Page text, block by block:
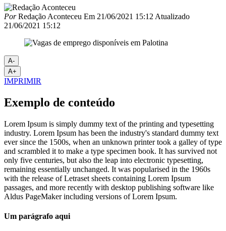
PorRedação Aconteceu Em 21/06/2021 15:12 Atualizado
21/06/2021 15:12
A-
A+
IMPRIMIR
Exemplo de conteúdo
Lorem Ipsum is simply dummy text of the printing and typesetting
industry. Lorem Ipsum has been the industry's standard dummy text
ever since the 1500s, when an unknown printer took a galley of type
and scrambled it to make a type specimen book. It has survived not
only five centuries, but also the leap into electronic typesetting,
remaining essentially unchanged. It was popularised in the 1960s
with the release of Letraset sheets containing Lorem Ipsum
passages, and more recently with desktop publishing software like
Aldus PageMaker including versions of Lorem Ipsum.
Um parágrafo aqui